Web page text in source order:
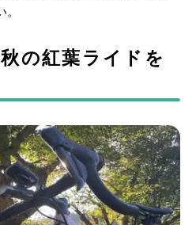
の紅葉ライドを